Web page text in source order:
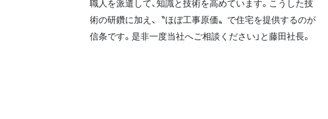
職人を派遣して、知識と技術を高めています。こうした技
術の研鑽に加え、〝ほぼ工事原価〟で住宅を提供するのが
信条です。是非一度当社へご相談ください」と藤田社長。